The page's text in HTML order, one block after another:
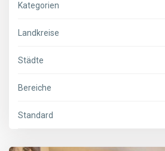
Kategorien
Landkreise
Städte
Bereiche
Standard